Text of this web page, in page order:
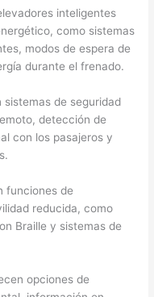
inteligentes
como sistemas
modos de espera de
durante el frenado.
de seguridad
detección de
con los pasajeros y
funciones de
reducida, como
Braille y sistemas de
opciones de